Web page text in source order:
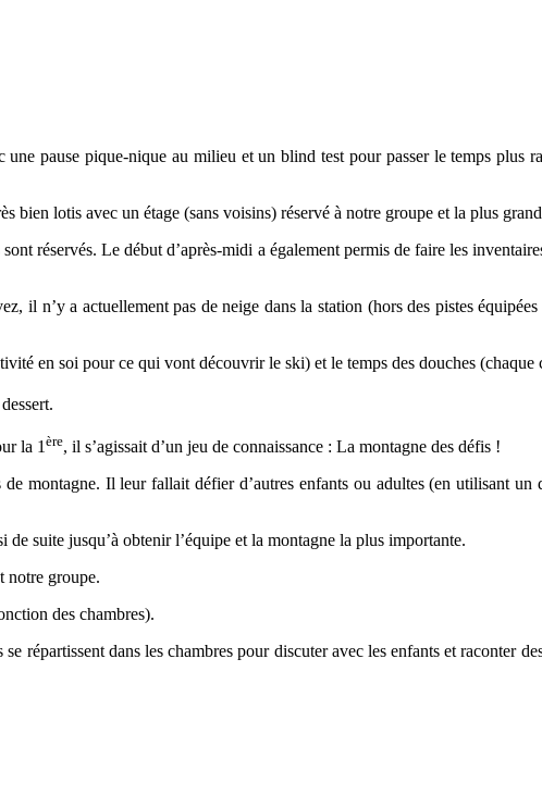
pause pique-nique au milieu et un blind test pour passer le temps plus
bien lotis avec un étage (sans voisins) réservé à notre groupe et la plus
réservés. Le début d’après-midi a également permis de faire les
il n’y a actuellement pas de neige dans la station (hors des pistes
en soi pour ce qui vont découvrir le ski) et le temps des douches (chaque
la 1 ère, il s’agissait d’un jeu de connaissance : La montagne des défis !
montagne. Il leur fallait défier d’autres enfants ou adultes (en utilisant
suite jusqu’à obtenir l’équipe et la montagne la plus importante.
notre groupe.
des chambres).
répartissent dans les chambres pour discuter avec les enfants et raconter